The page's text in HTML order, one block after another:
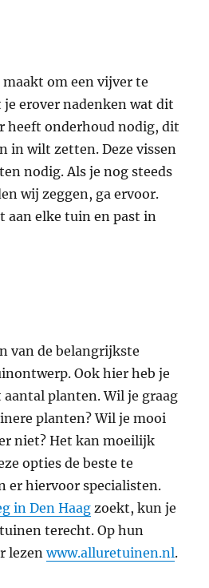
om een vijver te
erover nadenken wat dit
heeft onderhoud nodig, dit
in wilt zetten. Deze vissen
nodig. Als je nog steeds
wij zeggen, ga ervoor.
aan elke tuin en past in
van de belangrijkste
Ook hier heb je
planten. Wil je graag
planten? Wil je mooi
niet? Het kan moeilijk
opties de beste te
er hiervoor specialisten.
in Den Haag zoekt, kun je
terecht. Op hun
lezenwww.alluretuinen.nl.